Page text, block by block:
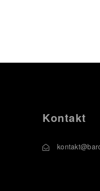
Kontakt